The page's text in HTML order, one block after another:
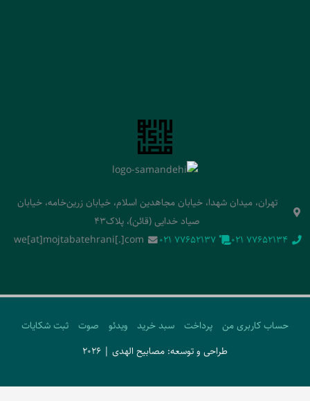
تهران، میدان شهدا، خیابان مجاهدین اسلام، خیابان زرین‌خامه، خیابان
صیاد خدایی (قائن)، پلاک43
‭021 77652134‬
‭021 77652137‬
we[at]mojtabatehrani[.]com
حساب کاربری من پرداخت سبد خرید ویدئو صوت
ثبت شکایات
طراحی و توسعه: مصابیح الهدی | 2026